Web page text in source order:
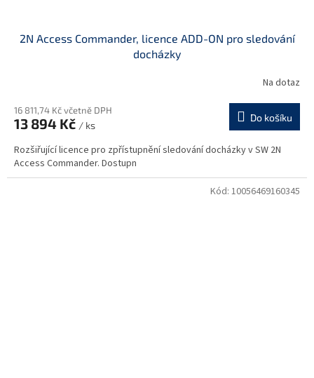
2N Access Commander, licence ADD-ON pro sledování
docházky
Na dotaz
16 811,74 Kč včetně DPH
13 894 Kč / ks
Do košíku
Rozšiřující licence pro zpřístupnění sledování docházky v SW 2N
Access Commander. Dostupn
Kód: 10056469160345